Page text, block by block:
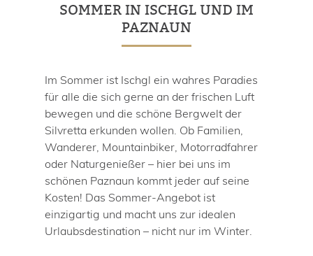
SOMMER IN ISCHGL UND IM
PAZNAUN
Im Sommer ist Ischgl ein wahres Paradies
für alle die sich gerne an der frischen Luft
bewegen und die schöne Bergwelt der
Silvretta erkunden wollen. Ob Familien,
Wanderer, Mountainbiker, Motorradfahrer
oder Naturgenießer – hier bei uns im
schönen Paznaun kommt jeder auf seine
Kosten! Das Sommer-Angebot ist
einzigartig und macht uns zur idealen
Urlaubsdestination – nicht nur im Winter.
Angebote
AGB
INFOS
Winter in Ischgl
Sommer in Ischgl
ANFRAGE
BUCHEN
IMPRESSUM
DATENSCHUTZ